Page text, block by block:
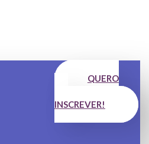
QUERO
INSCREVER!